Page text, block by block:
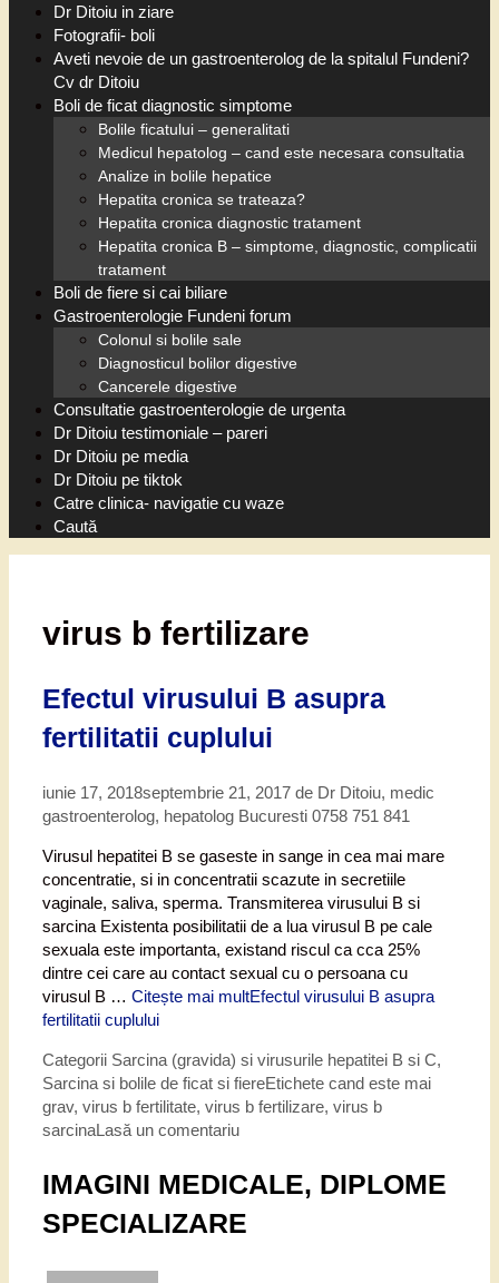
Dr Ditoiu in ziare
Fotografii- boli
Aveti nevoie de un gastroenterolog de la spitalul Fundeni?
Cv dr Ditoiu
Boli de ficat diagnostic simptome
Bolile ficatului – generalitati
Medicul hepatolog – cand este necesara consultatia
Analize in bolile hepatice
Hepatita cronica se trateaza?
Hepatita cronica diagnostic tratament
Hepatita cronica B – simptome, diagnostic, complicatii
tratament
Boli de fiere si cai biliare
Gastroenterologie Fundeni forum
Colonul si bolile sale
Diagnosticul bolilor digestive
Cancerele digestive
Consultatie gastroenterologie de urgenta
Dr Ditoiu testimoniale – pareri
Dr Ditoiu pe media
Dr Ditoiu pe tiktok
Catre clinica- navigatie cu waze
Caută
virus b fertilizare
Efectul virusului B asupra
fertilitatii cuplului
iunie 17, 2018septembrie 21, 2017 de Dr Ditoiu, medic
gastroenterolog, hepatolog Bucuresti 0758 751 841
Virusul hepatitei B se gaseste in sange in cea mai mare
concentratie, si in concentratii scazute in secretiile
vaginale, saliva, sperma. Transmiterea virusului B si
sarcina Existenta posibilitatii de a lua virusul B pe cale
sexuala este importanta, existand riscul ca cca 25%
dintre cei care au contact sexual cu o persoana cu
virusul B … Citește mai multEfectul virusului B asupra
fertilitatii cuplului
Categorii Sarcina (gravida) si virusurile hepatitei B si C,
Sarcina si bolile de ficat si fiereEtichete cand este mai
grav, virus b fertilitate, virus b fertilizare, virus b
sarcinaLasă un comentariu
IMAGINI MEDICALE, DIPLOME
SPECIALIZARE